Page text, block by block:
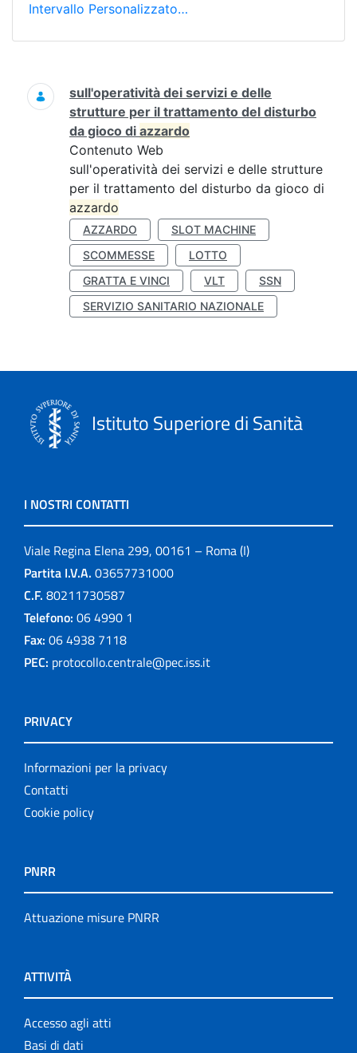
Intervallo Personalizzato…
Ricerca
sull'operatività dei servizi e delle
strutture per il trattamento del disturbo
da gioco di azzardo
Contenuto Web
sull'operatività dei servizi e delle strutture
per il trattamento del disturbo da gioco di
azzardo
AZZARDO
SLOT MACHINE
SCOMMESSE
LOTTO
GRATTA E VINCI
VLT
SSN
SERVIZIO SANITARIO NAZIONALE
Istituto Superiore di Sanità
I NOSTRI CONTATTI
Viale Regina Elena 299, 00161 – Roma (I)
Partita I.V.A. 03657731000
C.F. 80211730587
Telefono: 06 4990 1
Fax: 06 4938 7118
PEC: protocollo.centrale@pec.iss.it
PRIVACY
Informazioni per la privacy
Contatti
Cookie policy
PNRR
Attuazione misure PNRR
ATTIVITÀ
Accesso agli atti
Basi di dati